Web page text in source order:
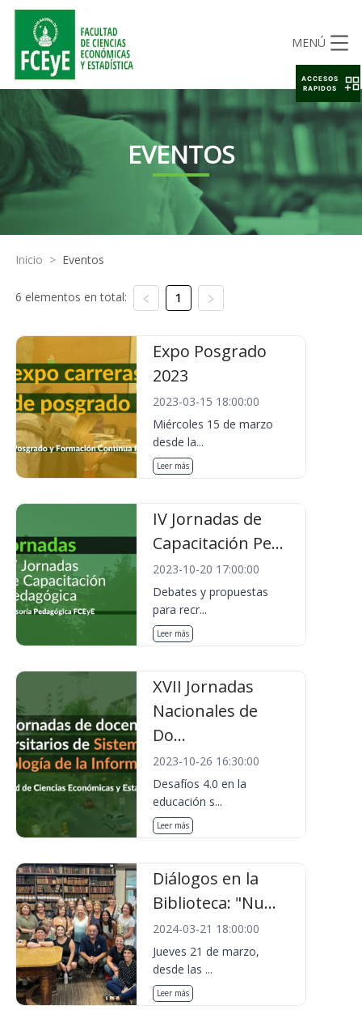
MENÚ
EVENTOS
Inicio > Eventos
6 elementos en total: 1
Expo Posgrado
2023
2023-03-15 18:00:00
Miércoles 15 de marzo
desde la...
Leer más
IV Jornadas de
Capacitación Pe...
2023-10-20 17:00:00
Debates y propuestas
para recr...
Leer más
XVII Jornadas
Nacionales de
Do...
2023-10-26 16:30:00
Desafíos 4.0 en la
educación s...
Leer más
Diálogos en la
Biblioteca: "Nu...
2024-03-21 18:00:00
Jueves 21 de marzo,
desde las ...
Leer más
ACCESOS
RAPIDOS